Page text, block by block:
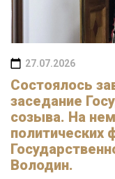
27.07.2026
Состоялось
заседание
созыва. На
политических
Володин.